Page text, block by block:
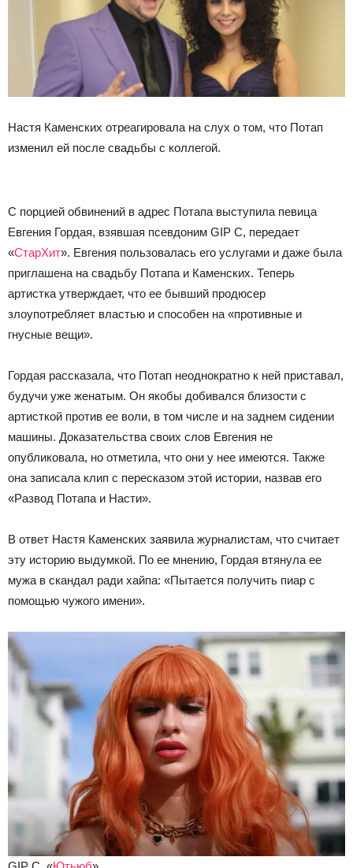
Настя Каменских отреагировала на слух о том, что Потап
изменил ей после свадьбы с коллегой.
С порцией обвинений в адрес Потапа выступила певица
Евгения Гордая, взявшая псевдоним GIP C, передает
«СтарХит». Евгения пользовалась его услугами и даже была
приглашена на свадьбу Потапа и Каменских. Теперь
артистка утверждает, что ее бывший продюсер
злоупотребляет властью и способен на «противные и
гнусные вещи».
Гордая рассказала, что Потап неоднократно к ней приставал,
будучи уже женатым. Он якобы добивался близости с
артисткой против ее воли, в том числе и на заднем сидении
машины. Доказательства своих слов Евгения не
опубликовала, но отметила, что они у нее имеются. Также
она записала клип с пересказом этой истории, назвав его
«Развод Потапа и Насти».
В ответ Настя Каменских заявила журналистам, что считает
эту историю выдумкой. По ее мнению, Гордая втянула ее
мужа в скандал ради хайпа: «Пытается получить пиар с
помощью чужого имени».